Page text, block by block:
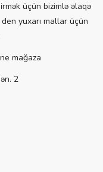
üçün bizimlə əlaqə
yuxarı mallar üçün
mağaza
2